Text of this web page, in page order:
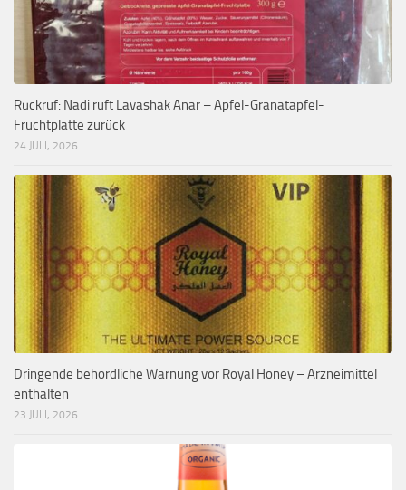
Rückruf: Nadi ruft Lavashak Anar – Apfel-Granatapfel-
Fruchtplatte zurück
24 JULI, 2026
Dringende behördliche Warnung vor Royal Honey – Arzneimittel
enthalten
23 JULI, 2026